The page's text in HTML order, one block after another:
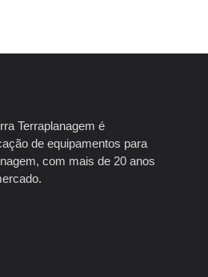
Terraplanagem é
de equipamentos para
com mais de 20 anos